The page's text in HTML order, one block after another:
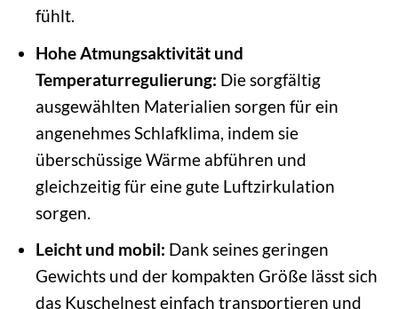
fühlt.
Hohe Atmungsaktivität und
Temperaturregulierung: Die sorgfältig
ausgewählten Materialien sorgen für ein
angenehmes Schlafklima, indem sie
überschüssige Wärme abführen und
gleichzeitig für eine gute Luftzirkulation
sorgen.
Leicht und mobil: Dank seines geringen
Gewichts und der kompakten Größe lässt sich
das Kuschelnest einfach transportieren und